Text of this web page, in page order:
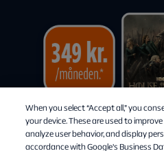
When you select “Accept all,” you
your device. These are used to
analyze user behavior, and display
accordance with Google's Business